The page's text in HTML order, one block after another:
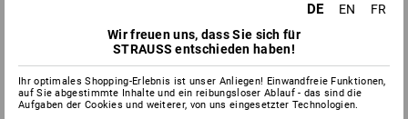
DE EN
FR
Wir freuen uns, dass Sie sich für
STRAUSS entschieden haben!
Ihr optimales Shopping-Erlebnis ist unser Anliegen! Einwandfreie Funktionen,
auf Sie abgestimmte Inhalte und ein reibungsloser Ablauf - das sind die
Aufgaben der Cookies und weiterer, von uns eingesetzter Technologien.